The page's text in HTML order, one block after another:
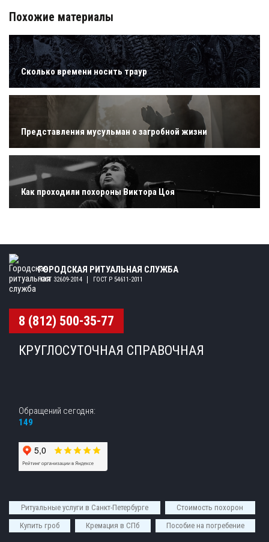
Похожие материалы
Сколько времени носить траур
Представления мусульман о загробной жизни
Как проходили похороны Виктора Цоя
ГОРОДСКАЯ РИТУАЛЬНАЯ СЛУЖБА
ГОСТ 32609-2014 ГОСТ Р 54611-2011
8 (812) 500-35-77
КРУГЛОСУТОЧНАЯ СПРАВОЧНАЯ
Обращений сегодня:
149
Ритуальные услуги в Санкт-Петербурге
Стоимость похорон
Купить гроб
Кремация в СПб Пособие на погребение